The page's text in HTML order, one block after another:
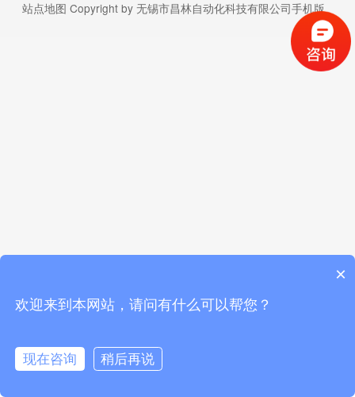
站点地图 Copyright by 无锡市昌林自动化科技有限公司手机版
×
欢迎来到本网站，请问有什么可以帮您？
现在咨询 稍后再说